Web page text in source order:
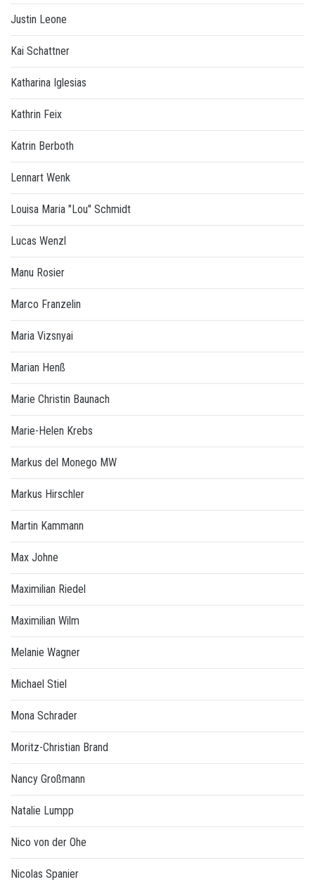
Justin Leone
Kai Schattner
Katharina Iglesias
Kathrin Feix
Katrin Berboth
Lennart Wenk
Louisa Maria "Lou" Schmidt
Lucas Wenzl
Manu Rosier
Marco Franzelin
Maria Vizsnyai
Marian Henß
Marie Christin Baunach
Marie-Helen Krebs
Markus del Monego MW
Markus Hirschler
Martin Kammann
Max Johne
Maximilian Riedel
Maximilian Wilm
Melanie Wagner
Michael Stiel
Mona Schrader
Moritz-Christian Brand
Nancy Großmann
Natalie Lumpp
Nico von der Ohe
Nicolas Spanier